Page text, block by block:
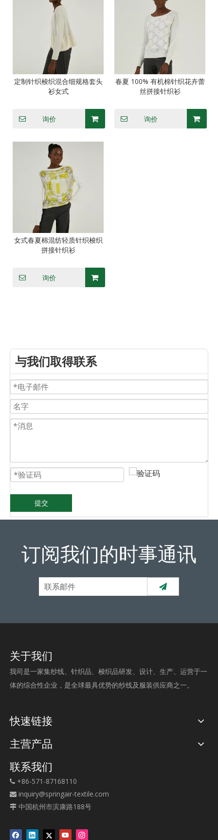
定制针织梭织混合细规格套头
衫女式
询价
春夏 100% 有机棉针织花卉蕾
丝拼接针织衫
询价
女式春夏棉混纺轻质针织梭织
拼接针织衫
询价
与我们取得联系
提交
订阅我们的时事通讯
关于我们
我司是一家集纱线、针织品、梭织品研发、设计、生产、运营于一
体的综合性企业，是全球最具优势的纱线及服装供应商之一。
快速链接
主营产品
联系我们
 +86-571-87168110
 inquiry@springair-textile.com
 中国杭州市滨康路188号